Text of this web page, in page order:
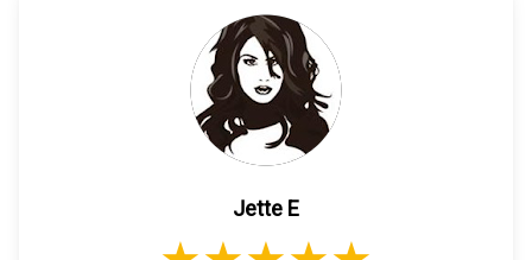
Jette E